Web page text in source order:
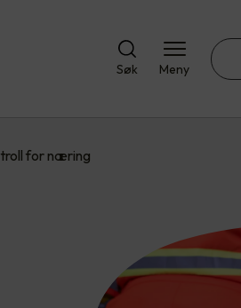
Søk Meny
for næring